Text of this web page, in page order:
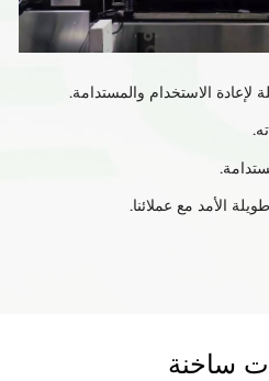
لإعادة الاستخدام والمستدامة.
الأمد مع عملائنا.
ساخنة